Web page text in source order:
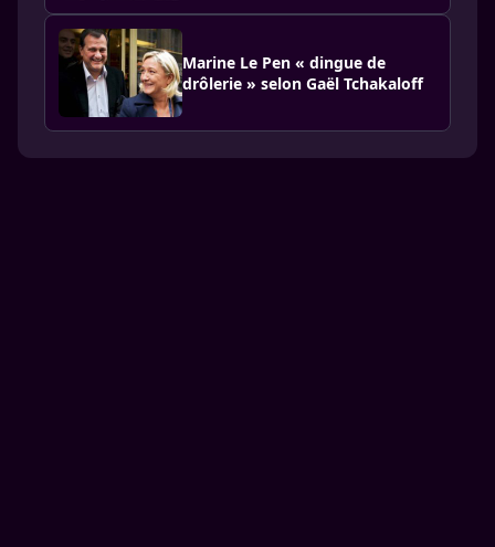
Marine Le Pen « dingue de
drôlerie » selon Gaël Tchakaloff